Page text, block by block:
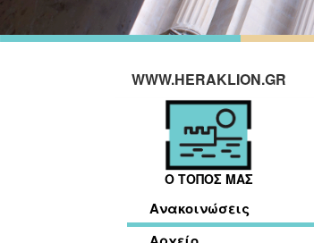
WWW.HERAKLION.GR
Ο ΤΟΠΟΣ ΜΑΣ
Ανακοινώσεις